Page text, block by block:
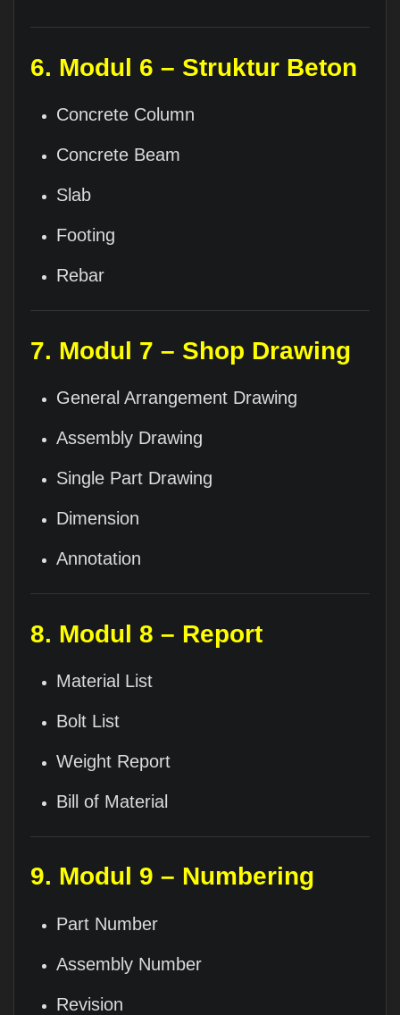
6. Modul 6 – Struktur Beton
Concrete Column
Concrete Beam
Slab
Footing
Rebar
7. Modul 7 – Shop Drawing
General Arrangement Drawing
Assembly Drawing
Single Part Drawing
Dimension
Annotation
8. Modul 8 – Report
Material List
Bolt List
Weight Report
Bill of Material
9. Modul 9 – Numbering
Part Number
Assembly Number
Revision